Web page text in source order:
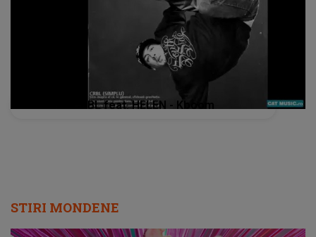
CRBL feat. HELEN - Kboom
STIRI MONDENE